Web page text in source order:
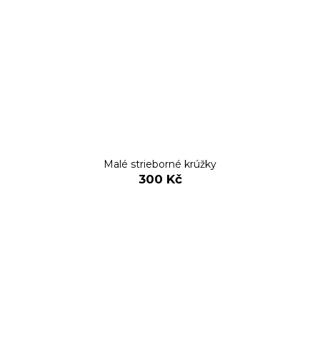
Malé strieborné krúžky
300 Kč